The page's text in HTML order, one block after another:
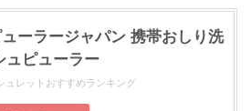
ーラージャパン 携帯おしり洗
ュピューラー
ュレットおすすめランキング